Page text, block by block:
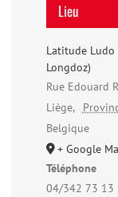
Lieu
Latitude Ludo
Longdoz)
Rue Edouard
Liège,
Belgique
+ Google
Téléphone
04/342 73 13